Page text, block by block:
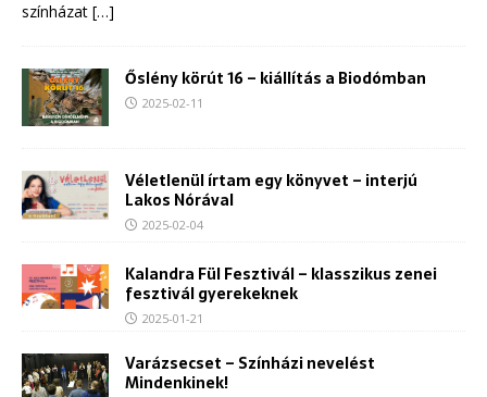
színházat […]
Őslény körút 16 – kiállítás a Biodómban
2025-02-11
Véletlenül írtam egy könyvet – interjú
Lakos Nórával
2025-02-04
Kalandra Fül Fesztivál – klasszikus zenei
fesztivál gyerekeknek
2025-01-21
Varázsecset – Színházi nevelést
Mindenkinek!